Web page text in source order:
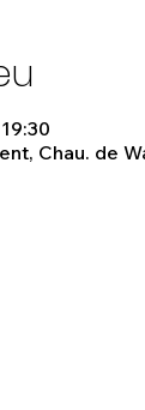
Chau. de